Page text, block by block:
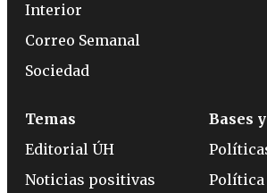
Interior
Correo Semanal
Sociedad
Temas
Editorial ÚH
Noticias positivas
Bases
Política